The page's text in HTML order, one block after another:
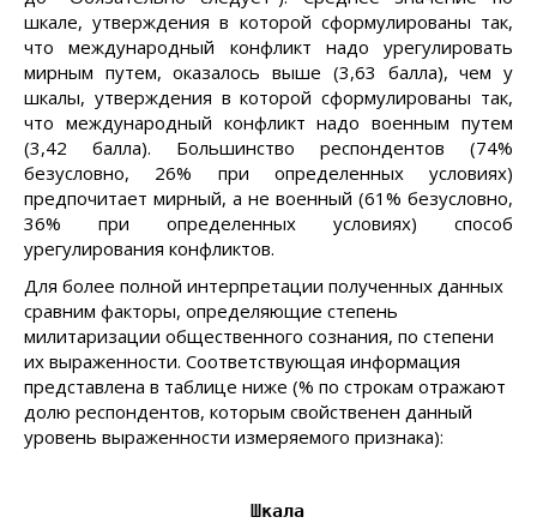
шкале, утверждения в которой сформулированы так,
что международный конфликт надо урегулировать
мирным путем, оказалось выше (3,63 балла), чем у
шкалы, утверждения в которой сформулированы так,
что международный конфликт надо военным путем
(3,42 балла). Большинство респондентов (74%
безусловно, 26% при определенных условиях)
предпочитает мирный, а не военный (61% безусловно,
36% при определенных условиях) способ
урегулирования конфликтов.
Для более полной интерпретации полученных данных
сравним факторы, определяющие степень
милитаризации общественного сознания, по степени
их выраженности. Соответствующая информация
представлена в таблице ниже (% по строкам отражают
долю респондентов, которым свойственен данный
уровень выраженности измеряемого признака):
Шкала